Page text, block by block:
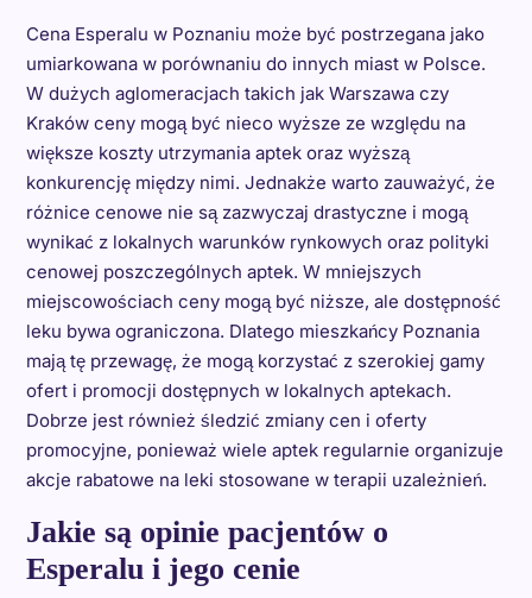
Cena Esperalu w Poznaniu może być postrzegana jako
umiarkowana w porównaniu do innych miast w Polsce.
W dużych aglomeracjach takich jak Warszawa czy
Kraków ceny mogą być nieco wyższe ze względu na
większe koszty utrzymania aptek oraz wyższą
konkurencję między nimi. Jednakże warto zauważyć, że
różnice cenowe nie są zazwyczaj drastyczne i mogą
wynikać z lokalnych warunków rynkowych oraz polityki
cenowej poszczególnych aptek. W mniejszych
miejscowościach ceny mogą być niższe, ale dostępność
leku bywa ograniczona. Dlatego mieszkańcy Poznania
mają tę przewagę, że mogą korzystać z szerokiej gamy
ofert i promocji dostępnych w lokalnych aptekach.
Dobrze jest również śledzić zmiany cen i oferty
promocyjne, ponieważ wiele aptek regularnie organizuje
akcje rabatowe na leki stosowane w terapii uzależnień.
Jakie są opinie pacjentów o
Esperalu i jego cenie